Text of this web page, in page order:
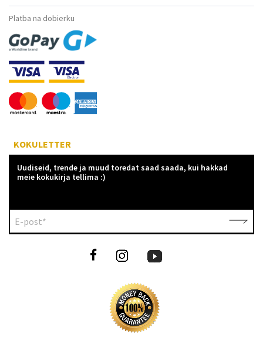
Platba na dobierku
KOKULETTER
Uudiseid, trende ja muud toredat saad saada, kui hakkad
meie kokukirja tellima :)
E-post*